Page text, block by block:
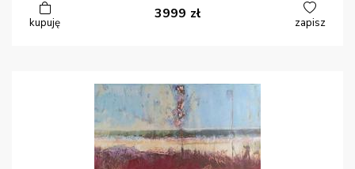
kupuję
3999 zł
zapisz